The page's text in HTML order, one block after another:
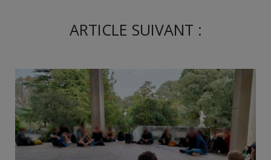
ARTICLE SUIVANT :